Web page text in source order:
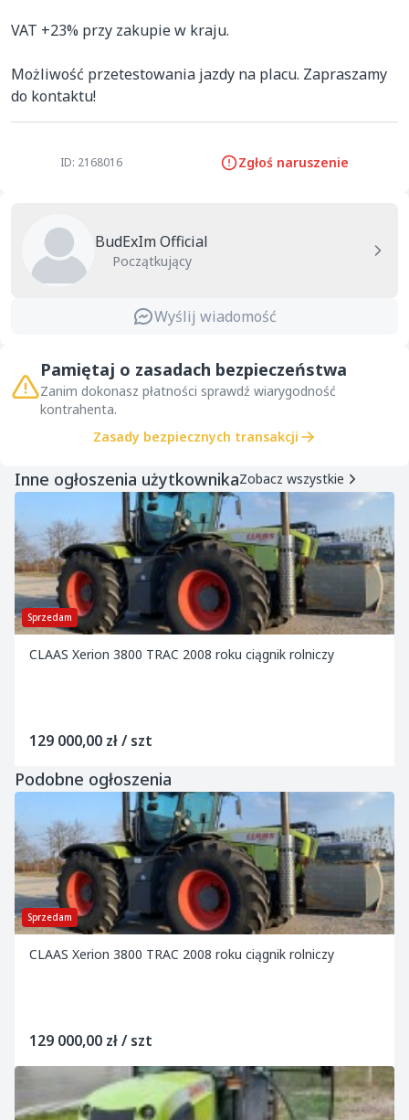
VAT +23% przy zakupie w kraju.
Możliwość przetestowania jazdy na placu. Zapraszamy
do kontaktu!
ID: 2168016 Zgłoś naruszenie
BudExIm Official
Początkujący
Wyślij wiadomość
Pamiętaj o zasadach bezpieczeństwa
Zanim dokonasz płatności sprawdź wiarygodność
kontrahenta.
Zasady bezpiecznych transakcji
Inne ogłoszenia użytkownikaZobacz wszystkie
Sprzedam
CLAAS Xerion 3800 TRAC 2008 roku ciągnik rolniczy
129 000,00 zł / szt
Podobne ogłoszenia
Sprzedam
CLAAS Xerion 3800 TRAC 2008 roku ciągnik rolniczy
129 000,00 zł / szt